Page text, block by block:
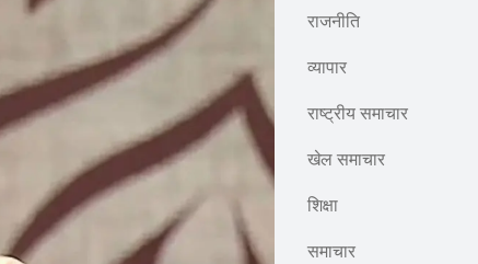
राजनीति
व्यापार
राष्ट्रीय समाचार
खेल समाचार
शिक्षा
समाचार